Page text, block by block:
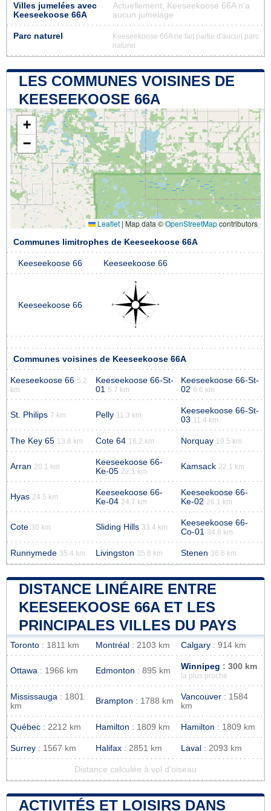
Villes jumelées avec
Keeseekoose 66A
Actuellement, Keeseekoose 66A n'a
aucun jumelage
Parc naturel
Keeseekoose 66A ne fait partie d'aucun parc
naturel
LES COMMUNES VOISINES DE
KEESEEKOOSE 66A
+
−
Leaflet | Map data ©OpenStreetMapcontributors
Communes limitrophes de Keeseekoose 66A
Keeseekoose 66 Keeseekoose 66
Keeseekoose 66
Communes voisines de Keeseekoose 66A
Keeseekoose 66 5.2
km
Keeseekoose 66-St-
01
5.7 km
Keeseekoose 66-St-
02 6.6 km
St. Philips 7 km Pelly 11.3 km
Keeseekoose 66-St-
03 11.4 km
The Key 65 13.8 km Cote 64 16.2 km Norquay 19.5 km
Arran 20.1 km
Keeseekoose 66-
Ke-05 22.1 km
Kamsack 22.1 km
Hyas 24.5 km
Keeseekoose 66-
Ke-04 24.7 km
Keeseekoose 66-
Ke-02 26.1 km
Cote 30 km Sliding Hills 33.4 km
Keeseekoose 66-
Co-01
34.8 km
Runnymede 35.4 km Livingston 35.8 km Stenen 36.6 km
DISTANCE LINÉAIRE ENTRE
KEESEEKOOSE 66A ET LES
PRINCIPALES VILLES DU PAYS
Toronto : 1811 km Montréal : 2103 km Calgary : 914 km
Ottawa : 1966 km Edmonton : 895 km Winnipeg : 300 km
la plus proche
Mississauga : 1801
km
Brampton : 1788 km Vancouver : 1584
km
Québec : 2212 km Hamilton : 1809 km Hamilton : 1809 km
Surrey : 1567 km Halifax : 2851 km Laval : 2093 km
Distance calculée à vol d'oiseau
ACTIVITÉS ET LOISIRS DANS